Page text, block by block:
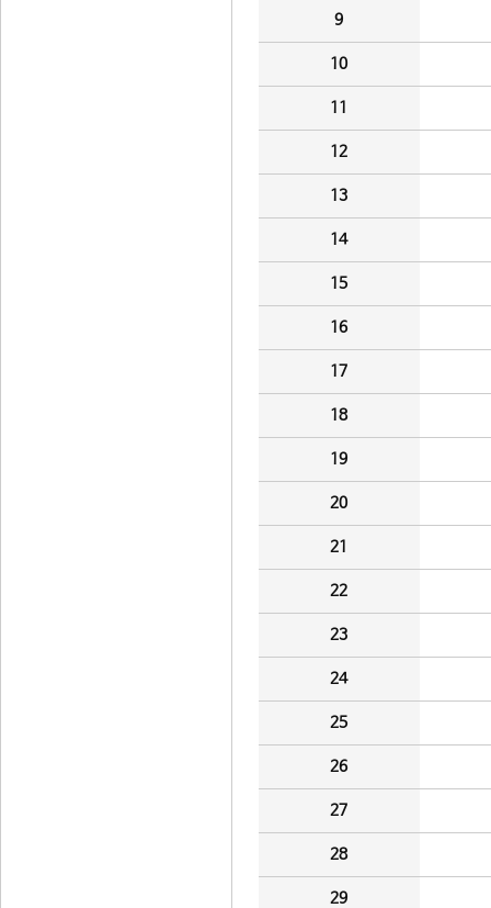
9
10
11
12
13
14
15
16
17
18
19
20
21
22
23
24
25
26
27
28
29